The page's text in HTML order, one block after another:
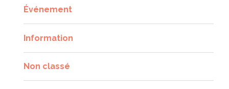
Événement
Information
Non classé